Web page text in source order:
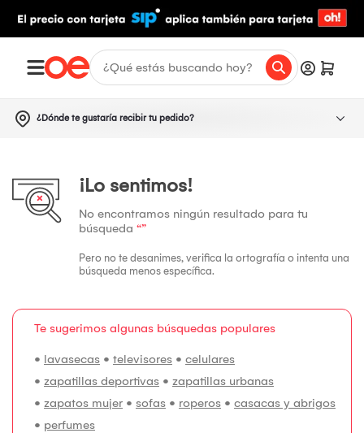
¿Dónde te gustaría recibir tu pedido?
¡Lo sentimos!
No encontramos ningún resultado para tu
búsqueda “”
Pero no te desanimes, verifica la ortografía o intenta una
búsqueda menos específica.
Te sugerimos algunas búsquedas populares
• lavasecas • televisores • celulares
• zapatillas deportivas • zapatillas urbanas
• zapatos mujer • sofas • roperos • casacas y abrigos
• perfumes